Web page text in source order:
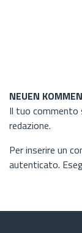
NEUEN
Il tuo commento
redazione.
Per inserire un
autenticato.